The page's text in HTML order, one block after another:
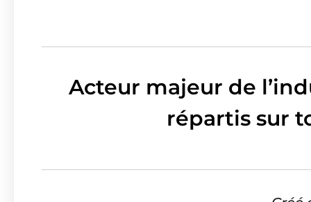
Acteur majeur de
répartis sur